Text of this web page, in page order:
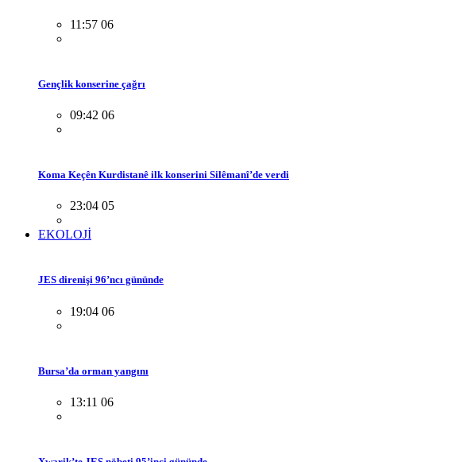
11:57 06
Gençlik konserine çağrı
09:42 06
Koma Keçên Kurdistanê ilk konserini Silêmanî’de verdi
23:04 05
EKOLOJİ
JES direnişi 96’ncı gününde
19:04 06
Bursa’da orman yangını
13:11 06